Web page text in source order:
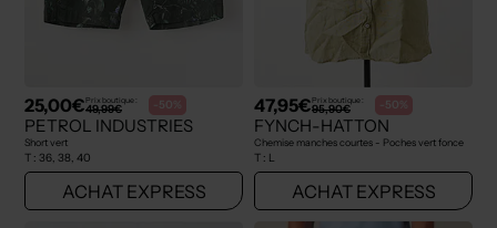
25,00€Prix boutique :
49,99€ -50%
PETROL INDUSTRIES
Short vert
T : 36, 38, 40
ACHAT EXPRESS
47,95€Prix boutique :
95,90€ -50%
FYNCH-HATTON
Chemise manches courtes - Poches vert fonce
T : L
ACHAT EXPRESS